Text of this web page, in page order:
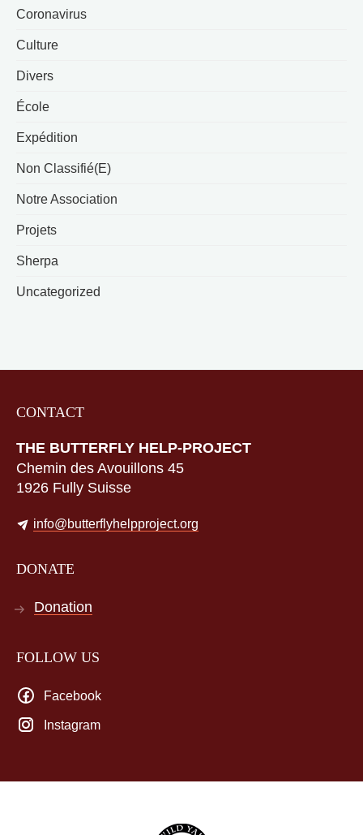
Coronavirus
Culture
Divers
École
Expédition
Non Classifié(e)
Notre Association
Projets
Sherpa
Uncategorized
CONTACT
THE BUTTERFLY HELP-PROJECT
Chemin des Avouillons 45
1926 Fully Suisse
info@butterflyhelpproject.org
DONATE
Donation
FOLLOW US
Facebook
Instagram